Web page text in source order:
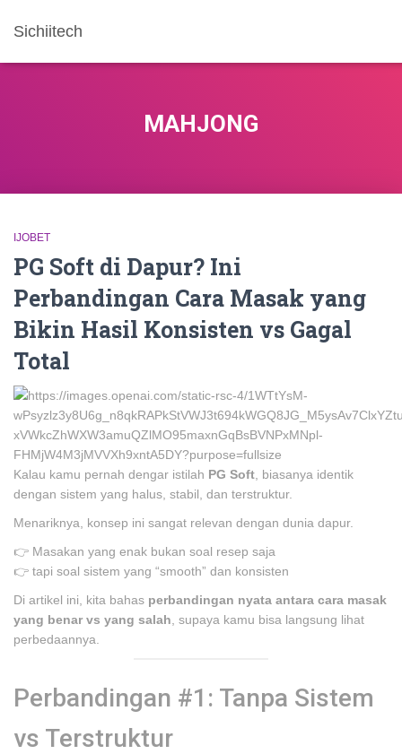
Sichiitech
MAHJONG
IJOBET
PG Soft di Dapur? Ini
Perbandingan Cara Masak yang
Bikin Hasil Konsisten vs Gagal
Total
Kalau kamu pernah dengar istilah PG Soft , biasanya identik
dengan sistem yang halus, stabil, dan terstruktur.
Menariknya, konsep ini sangat relevan dengan dunia dapur.
👉 Masakan yang enak bukan soal resep saja
👉 tapi soal sistem yang “smooth” dan konsisten
Di artikel ini, kita bahas perbandingan nyata antara cara masak
yang benar vs yang salah , supaya kamu bisa langsung lihat
perbedaannya.
Perbandingan #1: Tanpa Sistem
vs Terstruktur